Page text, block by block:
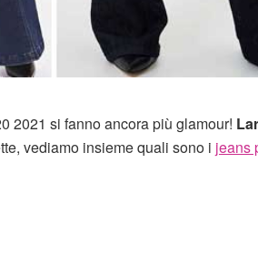
2021 si fanno ancora più glamour!
vediamo insieme quali sono i jeans